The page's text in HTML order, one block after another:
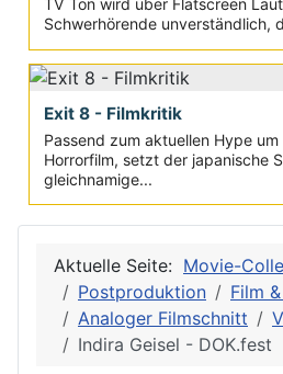
TV Ton wird über Flatscreen
Schwerhörende unverständlich,
Exit 8 - Filmkritik
Passend zum aktuellen Hype
Horrorfilm, setzt der japanische
gleichnamige...
Aktuelle Seite: Movie-
Postproduktion
Film
Analoger Filmschnitt
Indira Geisel - DOK.fest